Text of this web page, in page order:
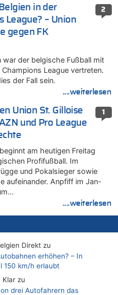
2
in der
League? – Union
gegen FK
war der belgische Fußball mit
League vertreten.
der Fall sein.
....weiterlesen
1
Union St. Gilloise
und Pro League
am heutigen Freitag
Profifußball. Im
und Pokalsieger sowie
aufeinander. Anpfiff im Jan-
....weiterlesen
Direkt zu
erhöhen? – In
150 km/h erlaubt
zu
drei Autofahrern das